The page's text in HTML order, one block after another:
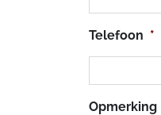
Telefoon *
Opmerking